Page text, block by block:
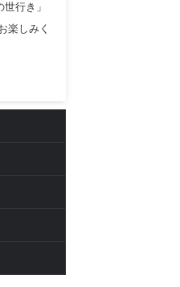
行き」
楽しみく